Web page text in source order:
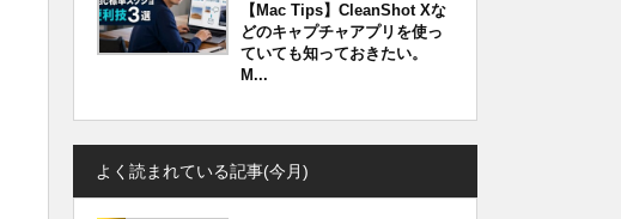
【Mac Tips】CleanShot Xな
どのキャプチャアプリを使っ
ていても知っておきたい。
M...
よく読まれている記事(今月)